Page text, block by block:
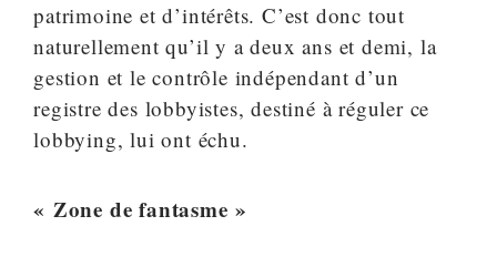
patrimoine et d’intérêts. C’est donc tout
naturellement qu’il y a deux ans et demi, la
gestion et le contrôle indépendant d’un
registre des lobbyistes, destiné à réguler ce
lobbying, lui ont échu.
« Zone de fantasme »